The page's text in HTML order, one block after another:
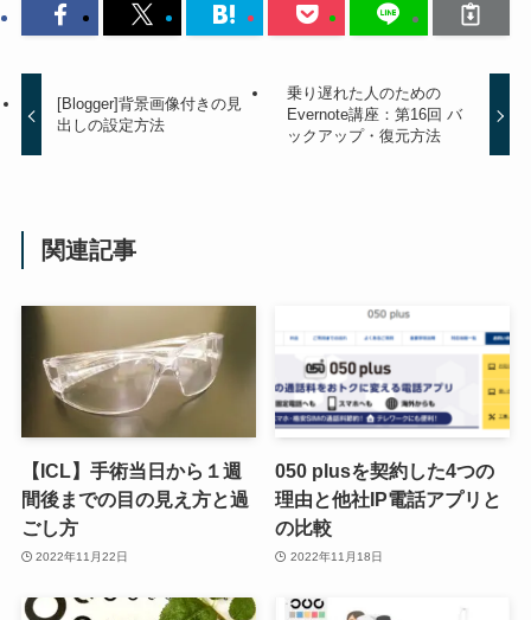
[Blogger]背景画像付きの見
出しの設定方法
乗り遅れた人のための
Evernote講座：第16回 バ
ックアップ・復元方法
関連記事
【ICL】手術当日から１週
間後までの目の見え方と過
ごし方
2022年11月22日
050 plusを契約した4つの
理由と他社IP電話アプリと
の比較
2022年11月18日